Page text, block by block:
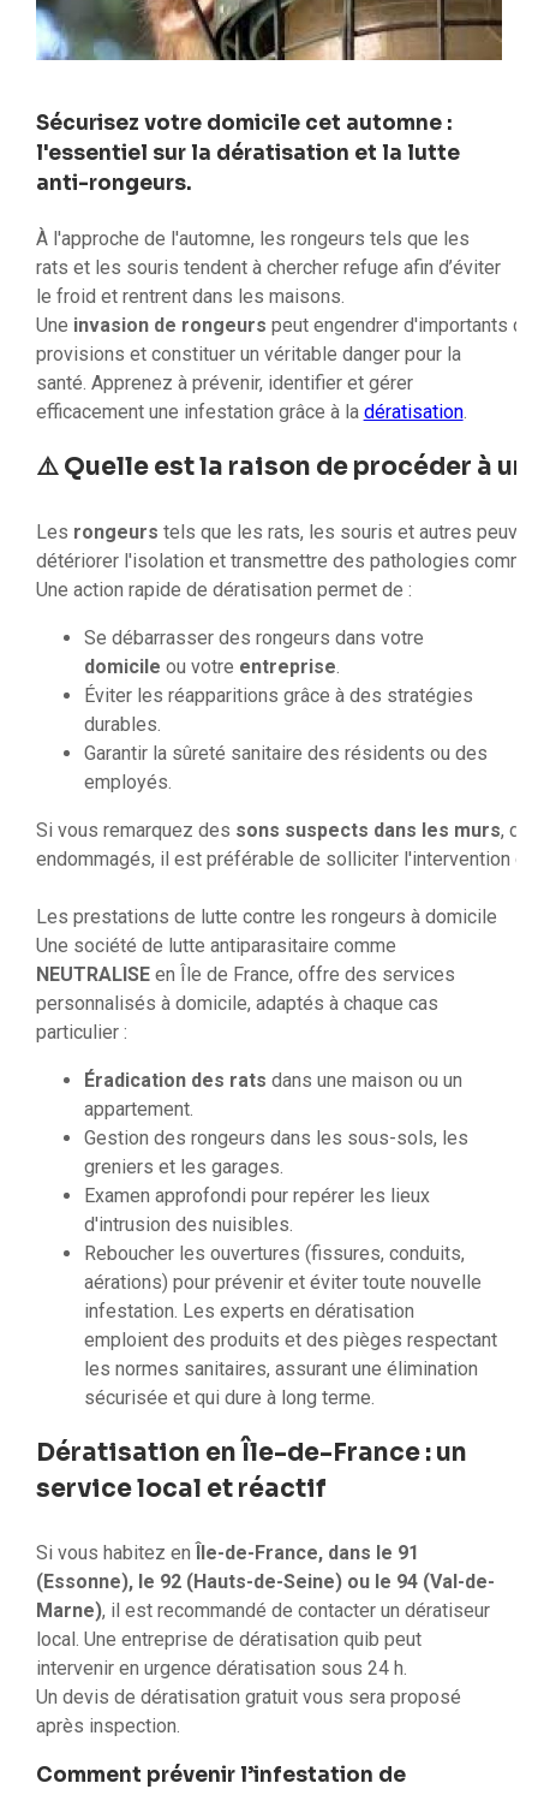
Sécurisez votre domicile cet automne :
l'essentiel sur la dératisation et la lutte
anti-rongeurs.
À l'approche de l'automne, les rongeurs tels que les
rats et les souris tendent à chercher refuge afin d’éviter
le froid et rentrent dans les maisons.
Une invasion de rongeurs peut engendrer d'importants
provisions et constituer un véritable danger pour la
santé. Apprenez à prévenir, identifier et gérer
efficacement une infestation grâce à la dératisation.
⚠️ Quelle est la raison de procéder à
Les rongeurs tels que les rats, les souris et autres
détériorer l'isolation et transmettre des pathologies
Une action rapide de dératisation permet de :
Se débarrasser des rongeurs dans votre
domicile ou votre entreprise
Éviter les réapparitions grâce à des stratégies
durables.
Garantir la sûreté sanitaire des résidents ou des
employés.
Si vous remarquez des sons suspects dans les murs,
endommagés, il est préférable de solliciter l'intervention
Les prestations de lutte contre les rongeurs à domicile
Une société de lutte antiparasitaire comme
NEUTRALISEen Île de France, offre des services
personnalisés à domicile, adaptés à chaque cas
particulier :
Éradication des rats dans une maison ou un
appartement.
Gestion des rongeurs dans les sous-sols, les
greniers et les garages.
Examen approfondi pour repérer les lieux
d'intrusion des nuisibles.
Reboucher les ouvertures (fissures, conduits,
aérations) pour prévenir et éviter toute nouvelle
infestation. Les experts en dératisation
emploient des produits et des pièges respectant
les normes sanitaires, assurant une élimination
sécurisée et qui dure à long terme.
Dératisation en Île-de-France : un
service local et réactif
Si vous habitez en Île-de-France, dans le 91
(Essonne), le 92 (Hauts-de-Seine) ou le 94 (Val-de-
Marne), il est recommandé de contacter un dératiseur
local. Une entreprise de dératisation quib peut
intervenir en urgence dératisation sous 24 h.
Un devis de dératisation gratuit vous sera proposé
après inspection.
Comment prévenir l’infestation de